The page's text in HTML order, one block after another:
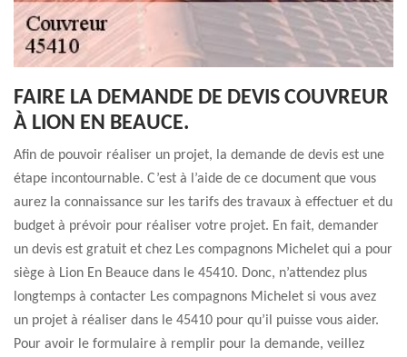
FAIRE LA DEMANDE DE DEVIS COUVREUR
À LION EN BEAUCE.
Afin de pouvoir réaliser un projet, la demande de devis est une
étape incontournable. C’est à l’aide de ce document que vous
aurez la connaissance sur les tarifs des travaux à effectuer et du
budget à prévoir pour réaliser votre projet. En fait, demander
un devis est gratuit et chez Les compagnons Michelet qui a pour
siège à Lion En Beauce dans le 45410. Donc, n’attendez plus
longtemps à contacter Les compagnons Michelet si vous avez
un projet à réaliser dans le 45410 pour qu’il puisse vous aider.
Pour avoir le formulaire à remplir pour la demande, veillez